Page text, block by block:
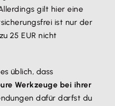
gilt hier eine
ist nur der
25 EUR nicht
üblich, dass
Werkzeuge bei ihrer
dafür darfst du